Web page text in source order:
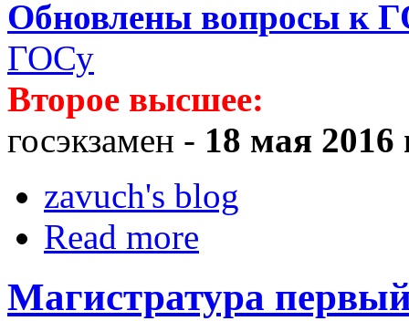
Обновлены вопросы к
ГОСу
Второе высшее:
госэкзамен - 18 мая 2016
zavuch's blog
Read more
Магистратура